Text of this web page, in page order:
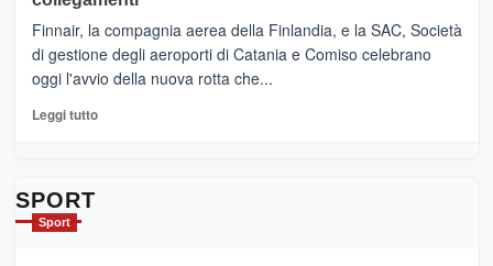
–
Ci
siamo
quasi….
pronti
per
Finnair, la compagnia aerea della Finlandia, e la SAC, Società
di gestione degli aeroporti di Catania e Comiso celebrano
oggi l'avvio della nuova rotta che...
Leggi tuttoLeggi
SPORT
Sport